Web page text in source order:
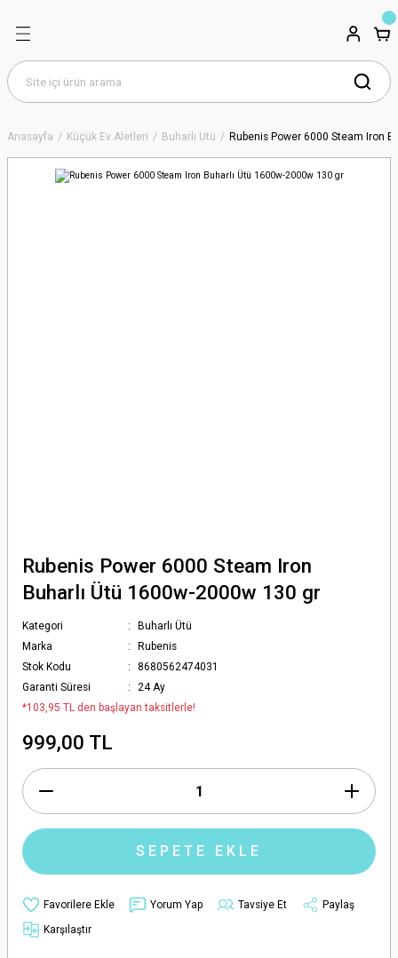
Anasayfa Küçük Ev Aletleri Buharlı Ütü Rubenis Power 6000 Steam Iron
Rubenis Power 6000 Steam Iron
Buharlı Ütü 1600w-2000w 130 gr
Kategori
Buharlı Ütü
Marka
Rubenis
Stok Kodu
8680562474031
Garanti Süresi
24 Ay
*103,95 TL den başlayan taksitlerle!
999,00 TL
SEPETE EKLE
Yorum Yap Tavsiye Et
Paylaş
Karşılaştır